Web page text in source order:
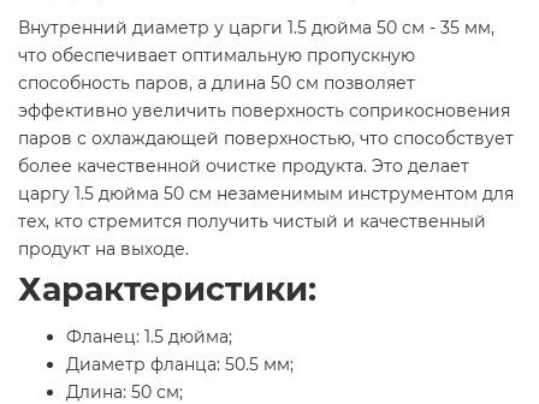
Внутренний диаметр у царги 1.5 дюйма 50 см - 35 мм,
что обеспечивает оптимальную пропускную
способность паров, а длина 50 см позволяет
эффективно увеличить поверхность соприкосновения
паров с охлаждающей поверхностью, что способствует
более качественной очистке продукта. Это делает
царгу 1.5 дюйма 50 см незаменимым инструментом для
тех, кто стремится получить чистый и качественный
продукт на выходе.
Характеристики:
Фланец: 1.5 дюйма;
Диаметр фланца: 50.5 мм;
Длина: 50 см;